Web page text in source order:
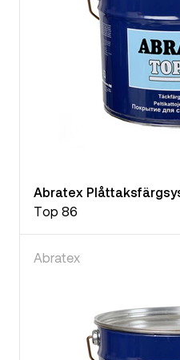
Abratex
Top 86
Abratex